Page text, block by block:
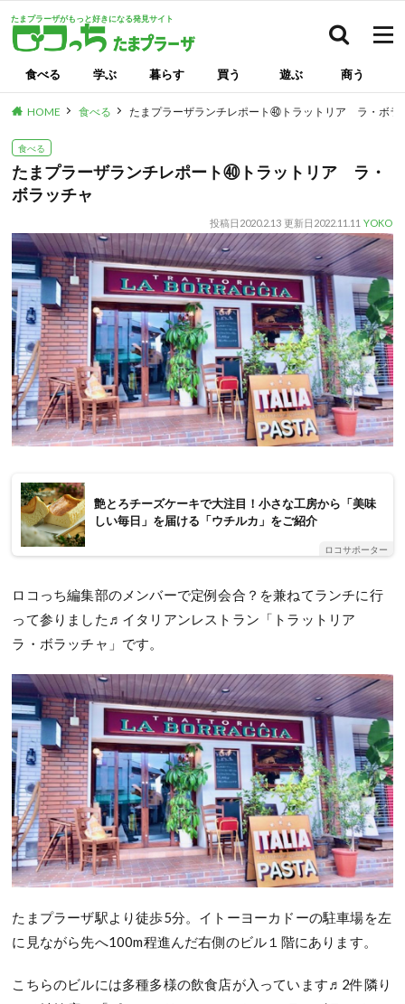
たまプラーザがもっと好きになる発見サイト
食べる 学ぶ 暮らす 買う 遊ぶ 商う
HOME 食べる たまプラーザランチレポート㊵トラットリア ラ・ボラ
食べる
たまプラーザランチレポート㊵トラットリア ラ・
ボラッチャ
投稿日 2020.2.13 更新日 2022.11.11 YOKO
艶とろチーズケーキで大注目！小さな工房から「美味
しい毎日」を届ける「ウチルカ」をご紹介
ロコサポーター
ロコっち編集部のメンバーで定例会合？を兼ねてランチに行
って参りました♬イタリアンレストラン「トラットリア
ラ・ボラッチャ」です。
たまプラーザ駅より徒歩5分。イトーヨーカドーの駐車場を左
に見ながら先へ100m程進んだ右側のビル１階にあります。
こちらのビルには多種多様の飲食店が入っています♬2件隣り